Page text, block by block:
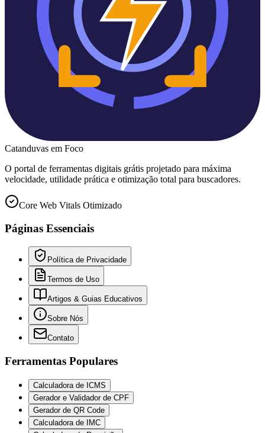
Catanduvas em Foco
O portal de ferramentas digitais grátis projetado para máxima
velocidade, utilidade prática e otimização total para buscadores.
Core Web Vitals Otimizado
Páginas Essenciais
Política de Privacidade
Termos de Uso
Artigos & Guias Educativos
Sobre Nós
Contato
Ferramentas Populares
Calculadora de ICMS
Gerador e Validador de CPF
Gerador de QR Code
Calculadora de IMC